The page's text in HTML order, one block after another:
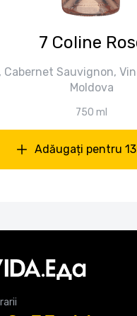
7 Coline
Cabernet Sauvignon,
Moldova
750 ml
Adăugați pentru